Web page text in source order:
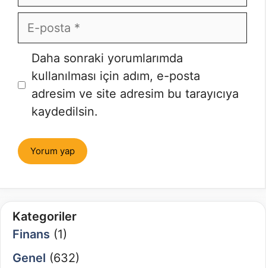
E-
posta
İnternet
sitesi
Daha sonraki yorumlarımda
kullanılması için adım, e-posta
adresim ve site adresim bu tarayıcıya
kaydedilsin.
Kategoriler
Finans (1)
Genel (632)